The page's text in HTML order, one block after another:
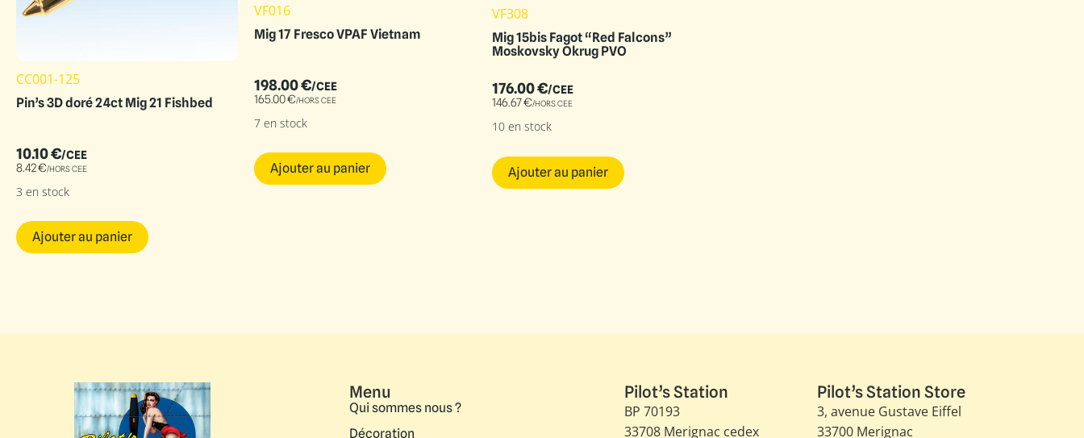
CC001-125
Pin’s 3D doré 24ct Mig 21 Fishbed
10.10€/CEE
8.42€/HORS CEE
3 en stock
Ajouter au panier
VF016
Mig 17 Fresco VPAF Vietnam
198.00€/CEE
165.00€/HORS CEE
7 en stock
Ajouter au panier
VF308
Mig 15bis Fagot “Red Falcons”
Moskovsky Okrug PVO
176.00€/CEE
146.67€/HORS CEE
10 en stock
Ajouter au panier
Menu
Qui sommes nous ?
Décoration
Pilot’s Station
BP 70193
33708 Merignac cedex
Pilot’s Station Store
3, avenue Gustave Eiffel​
33700 Merignac